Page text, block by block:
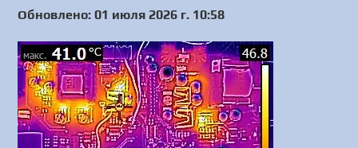
Обновлено: 01 июля 2026 г. 10:58